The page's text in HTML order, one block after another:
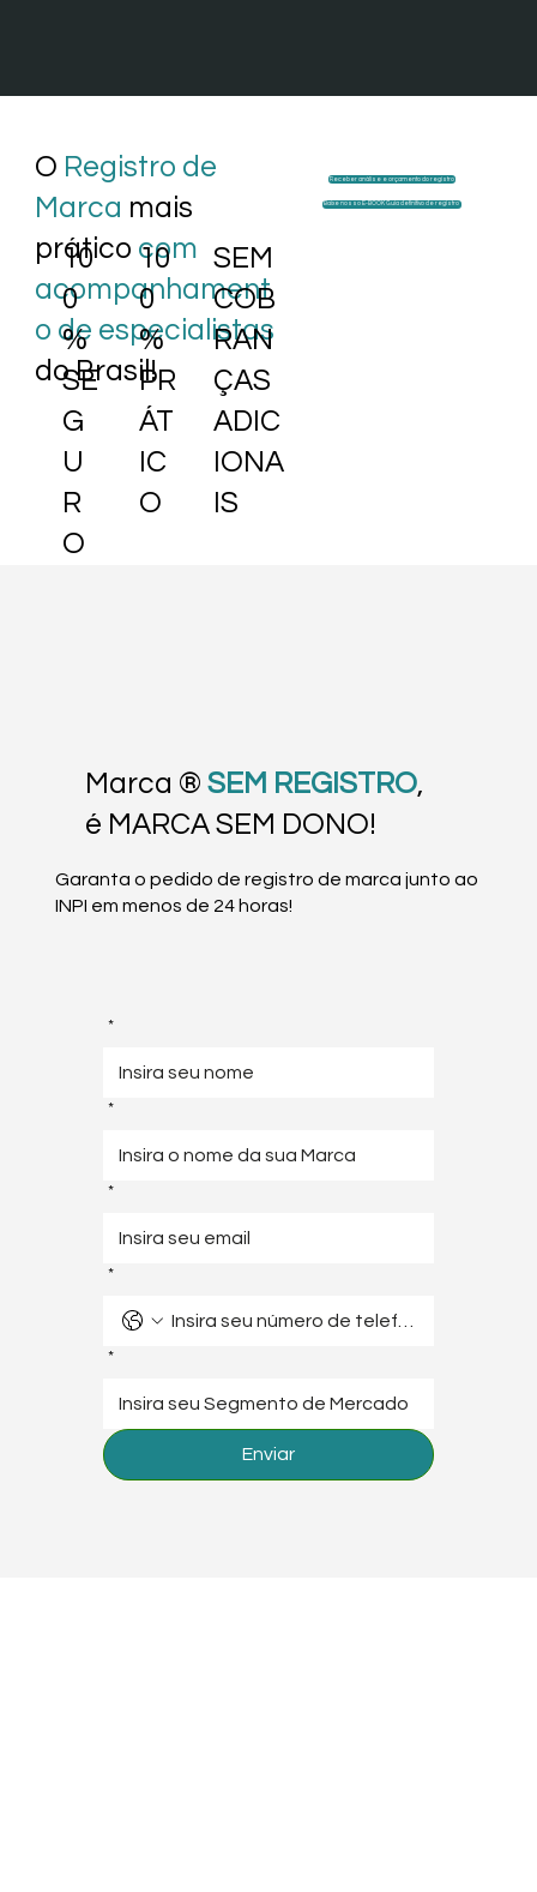
O Registro de
Marca mais
prático com
acompanhament
o de especialistas
do Brasil!
Receber análise e orçamento do registro
Baixe nosso E-BOOK Guia definitivo de registro
10
0
%
SE
G
U
R
O
10
0
%
PR
ÁT
IC
O
SEM
COB
RAN
ÇAS
ADIC
IONA
IS
Marca ®SEM REGISTRO,
é MARCA SEM DONO!
Garanta o pedido de registro de marca junto ao
INPI em menos de 24 horas!
*
*
*
*
*
Enviar